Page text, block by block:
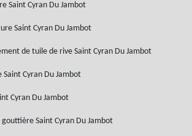
Saint Cyran Du Jambot
Saint Cyran Du Jambot
de tuile de rive Saint Cyran Du Jambot
Cyran Du Jambot
Cyran Du Jambot
Saint Cyran Du Jambot